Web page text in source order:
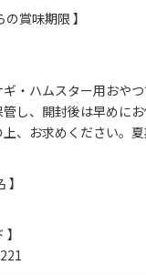
の賞味期限 】
・ハムスター用おや
管し、開封後は早めに
、お求めください。
】